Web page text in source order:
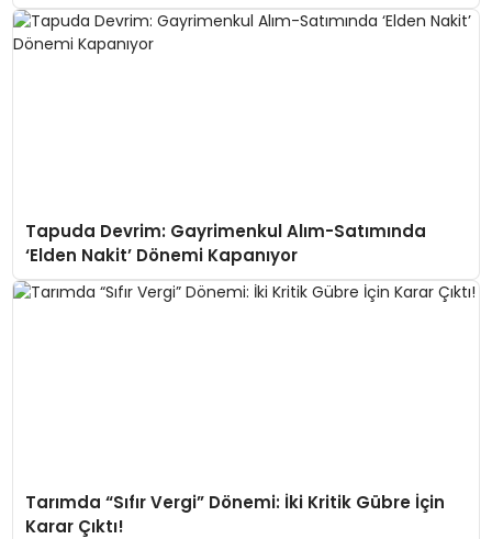
Tapuda Devrim: Gayrimenkul Alım-Satımında
‘Elden Nakit’ Dönemi Kapanıyor
Tarımda “Sıfır Vergi” Dönemi: İki Kritik Gübre İçin
Karar Çıktı!